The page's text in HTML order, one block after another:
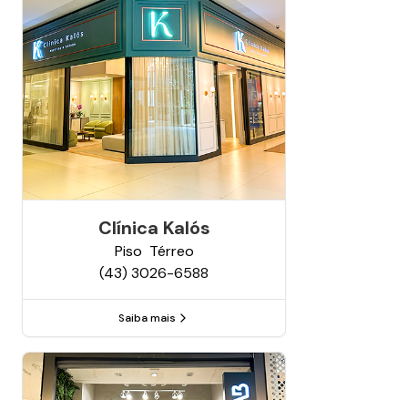
Clínica Kalós
Piso Térreo
(43) 3026-6588
Saiba mais